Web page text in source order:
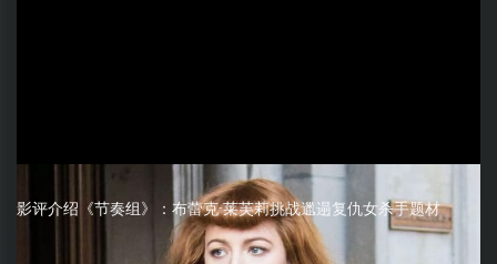
影评介绍《节奏组》：布蕾克·莱芙莉挑战邋遢复仇女杀手题材